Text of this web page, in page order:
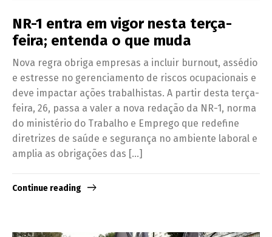
NR-1 entra em vigor nesta terça-
feira; entenda o que muda
Nova regra obriga empresas a incluir burnout, assédio
e estresse no gerenciamento de riscos ocupacionais e
deve impactar ações trabalhistas. A partir desta terça-
feira, 26, passa a valer a nova redação da NR-1, norma
do ministério do Trabalho e Emprego que redefine
diretrizes de saúde e segurança no ambiente laboral e
amplia as obrigações das […]
Continue reading